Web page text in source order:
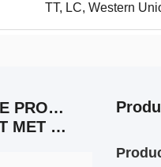
TT, LC, Western
GERELATEERDE PRODUCTEN
NEEM CONTACT MET ONS OP